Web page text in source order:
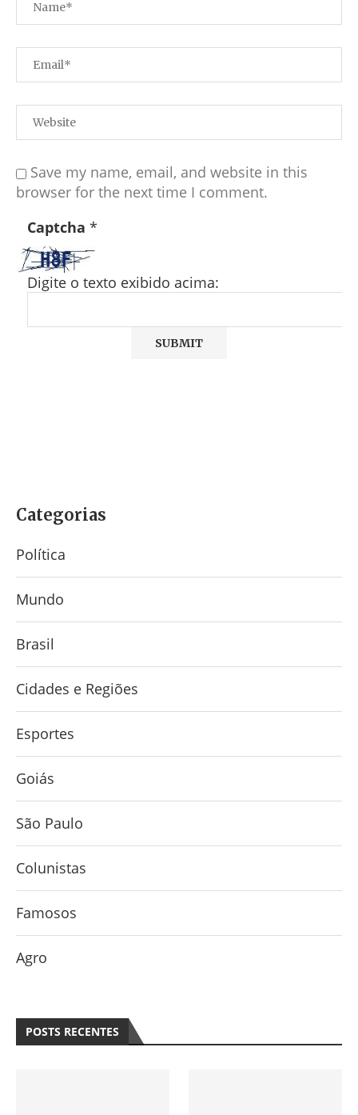
Save my name, email, and website in this
browser for the next time I comment.
Captcha *
Digite o texto exibido acima:
Categorias
Política
Mundo
Brasil
Cidades e Regiões
Esportes
Goiás
São Paulo
Colunistas
Famosos
Agro
POSTS RECENTES